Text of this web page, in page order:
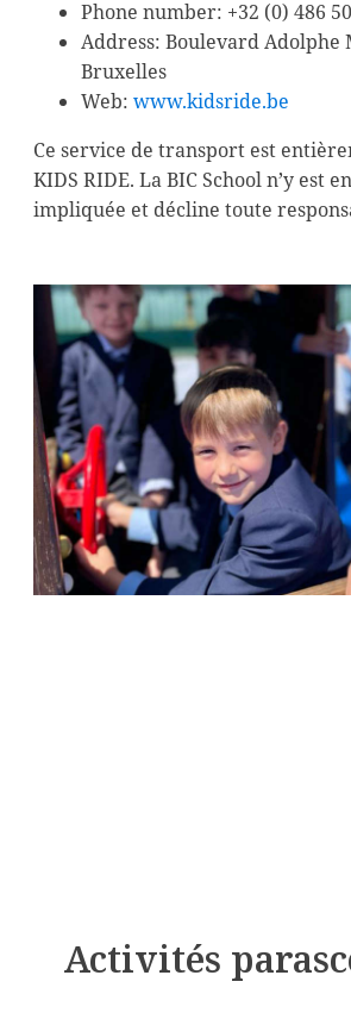
Phone number: +32 (0) 486
Address: Boulevard Adolphe
Bruxelles
Web: www.kidsride.be
Ce service de transport est
KIDS RIDE. La BIC School n’y est
impliquée et décline toute
Activités